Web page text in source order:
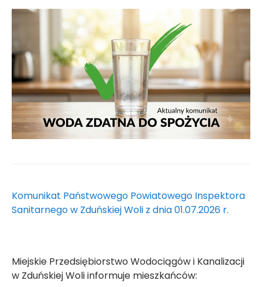
Komunikat Państwowego Powiatowego Inspektora
Sanitarnego w Zduńskiej Woli z dnia 01.07.2026 r.
Miejskie Przedsiębiorstwo Wodociągów i Kanalizacji
w Zduńskiej Woli informuje mieszkańców: